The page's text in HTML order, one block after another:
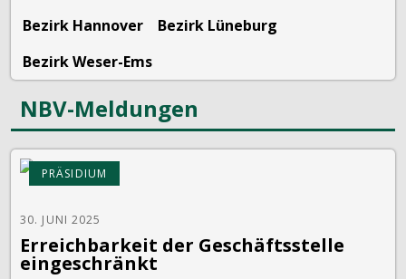
Bezirk Hannover
Bezirk Lüneburg
Bezirk Weser-Ems
NBV-Meldungen
PRÄSIDIUM
30. JUNI 2025
Erreichbarkeit der Geschäftsstelle
eingeschränkt